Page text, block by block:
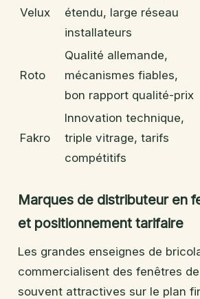
Velux
étendu, large réseau
installateurs
Roto
Qualité allemande,
mécanismes fiables,
bon rapport qualité-prix
Fakro
Innovation technique,
triple vitrage, tarifs
compétitifs
Marques de distributeur en
et positionnement tarifaire
Les grandes enseignes de
commercialisent des fenêtres
souvent attractives sur le plan